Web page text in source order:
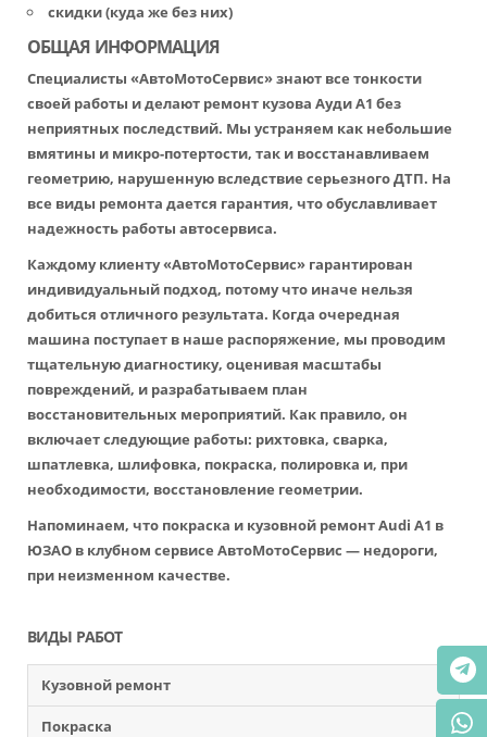
скидки (куда же без них)
ОБЩАЯ ИНФОРМАЦИЯ
Специалисты «АвтоМотоСервис» знают все тонкости
своей работы и делают ремонт кузова Ауди А1 без
неприятных последствий. Мы устраняем как небольшие
вмятины и микро-потертости, так и восстанавливаем
геометрию, нарушенную вследствие серьезного ДТП. На
все виды ремонта дается гарантия, что обуславливает
надежность работы автосервиса.
Каждому клиенту «АвтоМотоСервис» гарантирован
индивидуальный подход, потому что иначе нельзя
добиться отличного результата. Когда очередная
машина поступает в наше распоряжение, мы проводим
тщательную диагностику, оценивая масштабы
повреждений, и разрабатываем план
восстановительных мероприятий. Как правило, он
включает следующие работы: рихтовка, сварка,
шпатлевка, шлифовка, покраска, полировка и, при
необходимости, восстановление геометрии.
Напоминаем, что покраска и кузовной ремонт Audi A1 в
ЮЗАО в клубном сервисе АвтоМотоСервис — недороги,
при неизменном качестве.
ВИДЫ РАБОТ
Кузовной ремонт
Покраска